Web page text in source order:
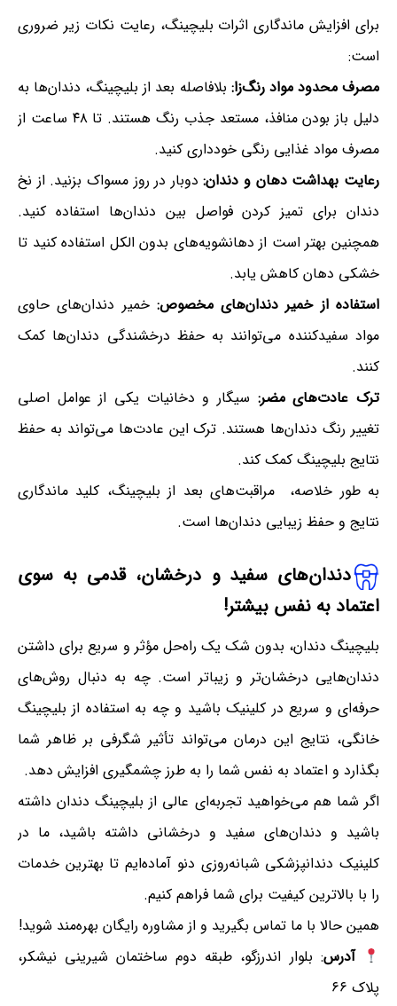
برای افزایش ماندگاری اثرات بلیچینگ، رعایت نکات زیر ضروری
است:
مصرف محدود مواد رنگ‌زا: بلافاصله بعد از بلیچینگ، دندان‌ها به
دلیل باز بودن منافذ، مستعد جذب رنگ هستند. تا ۴۸ ساعت از
مصرف مواد غذایی رنگی خودداری کنید.
رعایت بهداشت دهان و دندان:دوبار در روز مسواک بزنید. از نخ
دندان برای تمیز کردن فواصل بین دندان‌ها استفاده کنید.
همچنین بهتر است از دهانشویه‌های بدون الکل استفاده کنید تا
خشکی دهان کاهش یابد.
استفاده از خمیر دندان‌های مخصوص: خمیر دندان‌های حاوی
مواد سفیدکننده می‌توانند به حفظ درخشندگی دندان‌ها کمک
کنند.
ترک عادت‌های مضر: سیگار و دخانیات یکی از عوامل اصلی
تغییر رنگ دندان‌ها هستند. ترک این عادت‌ها می‌تواند به حفظ
نتایج بلیچینگ کمک کند.
به طور خلاصه، مراقبت‌های بعد از بلیچینگ، کلید ماندگاری
نتایج و حفظ زیبایی دندان‌ها است.
دندان‌های سفید و درخشان، قدمی به سوی
اعتماد به نفس بیشتر!
بلیچینگ دندان، بدون شک یک راه‌حل مؤثر و سریع برای داشتن
دندان‌هایی درخشان‌تر و زیباتر است. چه به دنبال روش‌های
حرفه‌ای و سریع در کلینیک باشید و چه به استفاده از بلیچینگ
خانگی، نتایج این درمان می‌تواند تأثیر شگرفی بر ظاهر شما
بگذارد و اعتماد به نفس شما را به طرز چشمگیری افزایش دهد.
اگر شما هم می‌خواهید تجربه‌ای عالی از بلیچینگ دندان داشته
باشید و دندان‌های سفید و درخشانی داشته باشید، ما در
کلینیک دندانپزشکی شبانه‌روزی دنو آماده‌ایم تا بهترین خدمات
را با بالاترین کیفیت برای شما فراهم کنیم.
همین حالا با ما تماس بگیرید و از مشاوره رایگان بهره‌مند شوید!
آدرس: بلوار اندرزگو، طبقه دوم ساختمان شیرینی نیشکر،
پلاک ۶۶